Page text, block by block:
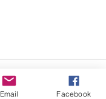
Email Facebook